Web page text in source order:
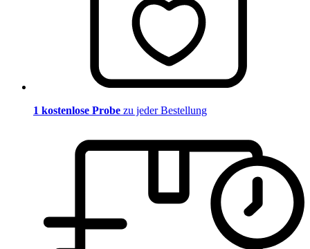
1 kostenlose Probe zu jeder Bestellung